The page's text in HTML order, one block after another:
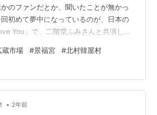
のファンだとか、聞いたことが無かっ
初めて夢中になっているのが、日本の
You」で、二階堂ふみさんと共演し
X』などやっていなかったのに、自分で
作成し、 『Netflix』『Disney＋』など、
、チェ・ジョンヒョプさんの主演のド
底ぶり👏🏻 9月に福岡で行われた「フ
」も孫(私の次女)を引き連れ参戦🔥 …
蔵市場 #景福宮 #北村韓屋村
• 2年前